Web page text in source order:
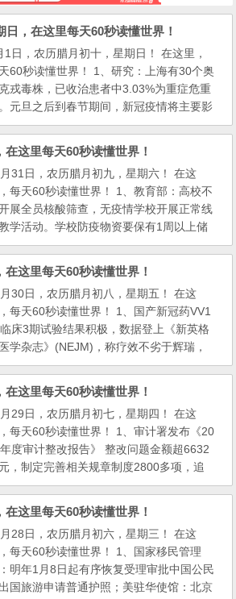
日，在这里每天60秒读懂世界！
1日，农历腊月初十，星期日！ 在这里，
60秒读懂世界！ 1、研究：上海有30个奥
戎毒株，已收治患者中3.03%为重症危重
元旦之后到春节期间，新冠疫情将主要影
村和中小城镇地区；专家：普通外科口罩
阻止奥密克戎，提倡戴N95口罩； 2、北
千元以下单项医用材料费用全部纳入基本
支付范围，千元以上的，纳入基本医保支
围的比例为80%。2023年起，大病医保
标准调为30404元；...
这里每天60秒读懂世界！
31日，农历腊月初九，星期六！ 在这
每天60秒读懂世界！ 1、教育部：高校不
展全员核酸筛查，无疫情学校开展正常线
学活动。学校防疫物资要保有1周以上储
； 2、30日早上，江苏高邮湖大桥发生多
相撞事故，目击者：桥面结冰有团雾，撞了
五六十辆，交警：无人员伤亡； 3、吉祥
：明年1月18日起，恢复上海至清迈国际
运行；机票燃油附加费再降：1月5日起八
里以上航段降至80...
这里每天60秒读懂世界！
30日，农历腊月初八，星期五！ 在这
每天60秒读懂世界！ 1、国产新冠药VV1
床3期试验结果积极，数据登上《新英格
学杂志》(NEJM)，称疗效不劣于辉瑞，
性更好； 论文截图。图片来源：《新英
兰医学杂志》 2、教育部：要规范非学科类
日常运营，不得开设学科类培训相关内
不得聘用中小学在职在岗教师，机构一次
费不得超过5000元； 3、国家卫健委等三
：严禁养老机构违法违...
这里每天60秒读懂世界！
29日，农历腊月初七，星期四！ 在这
每天60秒读懂世界！ 1、审计署发布《20
度审计整改报告》 整改问题金额超6632
，制定完善相关规章制度2800多项，追
责1.4万人； 2、海关总署：明年1月8日
取消所有进口冷链食品新冠核酸检测； 3、
疾控：9个奥密克戎亚型毒株正在我国流
BA5.2和BF.7占绝对优势，占约80%；
最高法明确：电商不得以商品已拆封为
主张不适用七日无理由退货...
这里每天60秒读懂世界！
28日，农历腊月初六，星期三！ 在这
每天60秒读懂世界！ 1、国家移民管理
明年1月8日起有序恢复受理审批中国公民
国旅游申请普通护照；美驻华使馆：北京